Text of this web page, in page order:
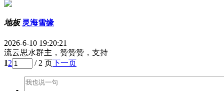
地板 灵海雪缘
2026-6-10 19:20:21
流云思水群主，赞赞赞，支持
12 / 2 页下一页